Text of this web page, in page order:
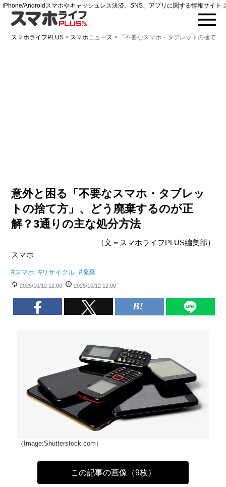
iPhone/Androidスマホやキャッシュレス決済、SNS、アプリに関する情報サイト
スマホライフPLUS > スマホニュース > 「不要なスマホ・タブレットの捨て
意外と困る「不要なスマホ・タブレッ
トの捨て方」、どう廃棄するのが正
解？3通りの主な処分方法
（文＝スマホライフPLUS編集部）
スマホ
#スマホ #リサイクル #廃棄
2025/10/12 12:00 2025/10/12 12:00
（Image:Shutterstock.com）
この記事の画像（9枚）